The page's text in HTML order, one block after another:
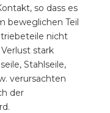
so dass es
beweglichen Teil
nicht
stark
Stahlseile,
verursachten
der